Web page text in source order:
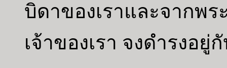
บิดาของเราและจากพร
เจ้าของเรา จงดำรงอยู่